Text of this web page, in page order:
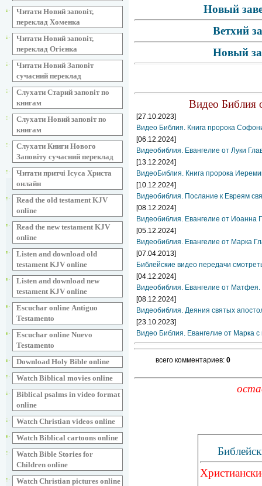
Читати Новий заповіт,
переклад Хоменка
Читати Новий заповіт,
переклад Огієнка
Читати Новий Заповіт
сучасний переклад
Слухати Старий заповіт по
книгам
Слухати Новий заповіт по
книгам
Слухати Книги Нового
Заповіту сучасний переклад
Читати притчі Ісуса Христа
онлайн
Read the old testament KJV
online
Read the new testament KJV
online
Listen and download old
testament KJV online
Listen and download new
testament KJV online
Escuchar online Аntiguo
Testamento
Escuchar online Nuevo
Testamento
Download Holy Bible online
Watch Biblical movies online
Biblical psalms in video format
online
Watch Christian videos online
Watch Biblical cartoons online
Watch Bible Stories for
Children online
Watch Christian pictures online
Новый
Ветхий
Новый
Видео Библия
[27.10.2023]
Видео Библия. Книга пророка
[06.12.2024]
Видеобиблия. Евангелие от Луки
[13.12.2024]
ВидеоБиблия. Книга пророка
[10.12.2024]
Видеобиблия. Послание к Евреям
[08.12.2024]
Видеобиблия. Евангелие от Иоанна
[05.12.2024]
Видеобиблия. Евангелие от Марка
[07.04.2013]
Библейские видео передачи
[04.12.2024]
Видеобиблия. Евангелие от Матфея.
[08.12.2024]
Видеобиблия. Деяния святых
[23.10.2023]
Видео Библия. Евангелие от Марка с
всего комментариев: 0